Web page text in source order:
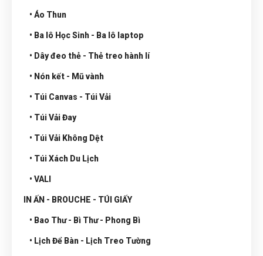
• Áo Thun
• Ba lô Học Sinh - Ba lô laptop
• Dây đeo thẻ - Thẻ treo hành lí
• Nón kết - Mũ vành
• Túi Canvas - Túi Vải
• Túi Vải Đay
• Túi Vải Không Dệt
• Túi Xách Du Lịch
• VALI
IN ẤN - BROUCHE - TÚI GIẤY
• Bao Thư - Bì Thư - Phong Bì
• Lịch Để Bàn - Lịch Treo Tường